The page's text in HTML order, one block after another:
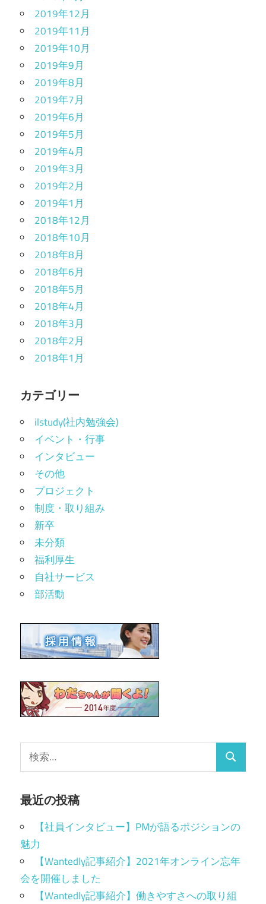
2019年12月
2019年11月
2019年10月
2019年9月
2019年8月
2019年7月
2019年6月
2019年5月
2019年4月
2019年3月
2019年2月
2019年1月
2018年12月
2018年10月
2018年8月
2018年6月
2018年5月
2018年4月
2018年3月
2018年2月
2018年1月
カテゴリー
ilstudy(社内勉強会)
イベント・行事
インタビュー
その他
プロジェクト
制度・取り組み
新卒
未分類
福利厚生
自社サービス
部活動
最近の投稿
【社員インタビュー】PMが語るポジションの
魅力
【Wantedly記事紹介】2021年オンライン忘年
会を開催しました
【Wantedly記事紹介】働きやすさへの取り組